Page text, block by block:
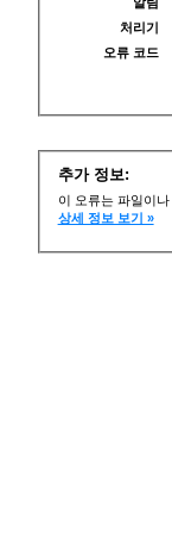
처리기
오류 코드
추가 정보:
이 오류는 파일이
상세 정보 보기 »